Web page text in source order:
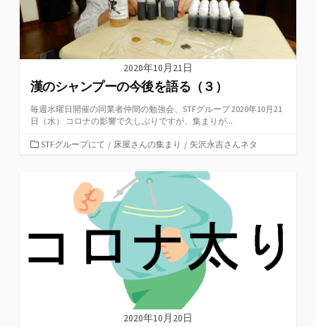
2020年10月21日
漢のシャンプーの今後を語る（３）
毎週水曜日開催の同業者仲間の勉強会、STFグループ 2020年10月21
日（水） コロナの影響で久しぶりですが、集まりが...
カSTFグループにて / 床屋さんの集まり / 矢沢永吉さんネタ
2020年10月20日